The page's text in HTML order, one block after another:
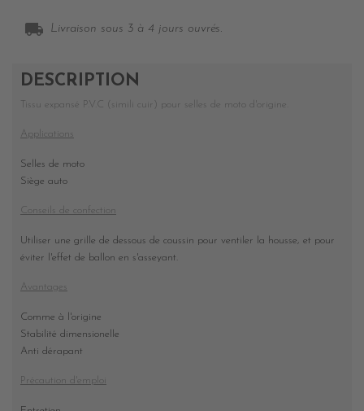
local_shipping Livraison sous 3 à 4 jours ouvrés.
DESCRIPTION
Tissu expansé P.V.C (simili cuir) pour selles de moto d'origine.
Applications
Selles de moto
Siège auto
Conseils de confection
Utiliser une grille de dessous de coussin pour ventiler la housse, et pour
éviter l'effet de ballon en s'asseyant.
Avantages
Comme à l'origine
Stabilité dimensionelle
Anti dérapant
Précaution d'emploi